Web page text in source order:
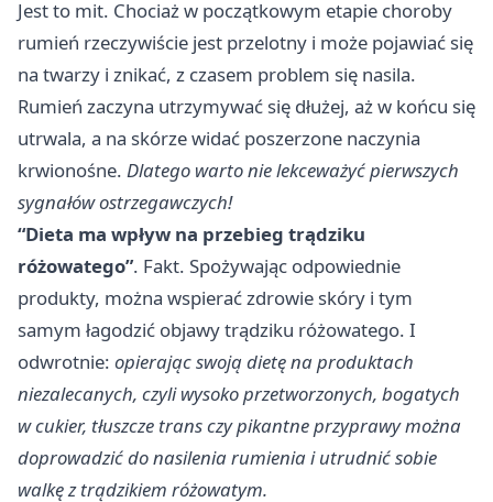
Jest to mit. Chociaż w początkowym etapie choroby
rumień rzeczywiście jest przelotny i może pojawiać się
na twarzy i znikać, z czasem problem się nasila.
Rumień zaczyna utrzymywać się dłużej, aż w końcu się
utrwala, a na skórze widać poszerzone naczynia
krwionośne. Dlatego warto nie lekceważyć pierwszych
sygnałów ostrzegawczych!
“Dieta ma wpływ na przebieg trądziku
różowatego”. Fakt. Spożywając odpowiednie
produkty, można wspierać zdrowie skóry i tym
samym łagodzić objawy trądziku różowatego. I
odwrotnie: opierając swoją dietę na produktach
niezalecanych, czyli wysoko przetworzonych, bogatych
w cukier, tłuszcze trans czy pikantne przyprawy można
doprowadzić do nasilenia rumienia i utrudnić sobie
walkę z trądzikiem różowatym.